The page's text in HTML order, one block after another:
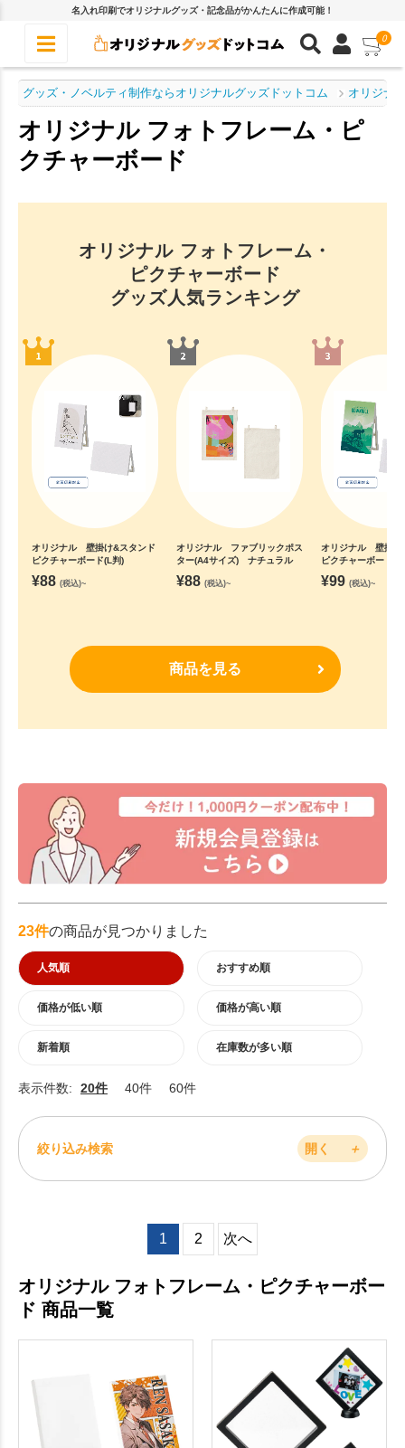
名入れ印刷でオリジナルグッズ・記念品がかんたんに作成可能！
0
グッズ・ノベルティ制作ならオリジナルグッズドットコム オリジナ
オリジナル フォトフレーム・ピ
クチャーボード
オリジナル フォトフレーム・
ピクチャーボード
グッズ人気ランキング
オリジナル 壁掛け&スタンド
ピクチャーボード(L判)
¥88 (税込)~
オリジナル ファブリックポス
ター(A4サイズ) ナチュラル
¥88 (税込)~
オリジナル 壁掛け
ピクチャーボード(
¥99 (税込)~
商品を見る
23件の商品が見つかりました
人気順 おすすめ順
価格が低い順 価格が高い順
新着順 在庫数が多い順
表示件数: 20件 40件 60件
絞り込み検索 開く ＋
1 2 次へ
オリジナル フォトフレーム・ピクチャーボー
ド 商品一覧